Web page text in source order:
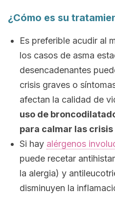
¿Cómo es su
Es preferible acudir al
los casos de asma
desencadenantes
crisis graves o
afectan la calidad de
uso de
para calmar las
Si hay alérgenos
puede recetar
la alergia) y
disminuyen la